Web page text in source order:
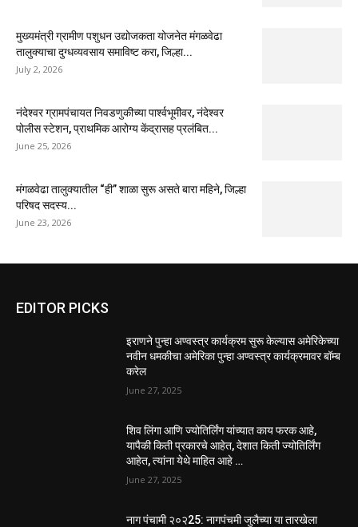
मुख्यमंत्री ग्रामीण पशुधन उद्योजकता योजनेत मंगळवेढा
तालुक्याचा दुग्धव्यवसाय समाविष्ट करा, जिल्हा...
July 2, 2026
नंदेश्वर ग्रामपंचायत निवडणुकीच्या पार्श्वभूमीवर, नंदेश्वर
पोलीस स्टेशन, प्राथमिक आरोग्य केंद्रासह प्रलंबित...
June 25, 2026
मंगळवेढा तालुक्यातील “ही” शाळा सुरू असते बारा महिने, जिल्हा
परिषद सदस्य...
June 23, 2026
EDITOR PICKS
इराणने पुन्हा अण्वस्त्र कार्यक्रम सुरू केल्यास अमेरिकेच्या
नवीन धमकीचा अमेरिका पुन्हा अण्वस्त्र कार्यक्रमावर बॉम्ब
करेल
June 27, 2025
शिव लिंगा आणि ज्योतिर्लिंग यांच्यात काय फरक आहे,
यापैकी किती प्रकारचे आहेत, देशात किती ज्योतिर्लिंग
आहेत, त्यांना येथे माहित आहे …
June 27, 2025
नाग पंचामी २०२25: नागपंचमी जुलैच्या या तारखेला